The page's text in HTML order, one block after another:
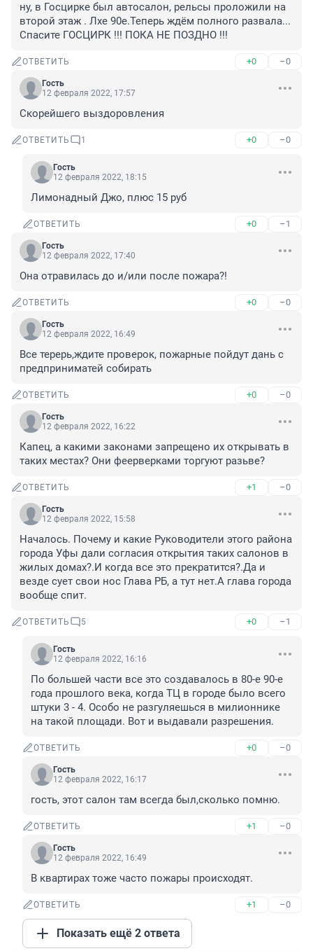
ну, в Госцирке был автосалон, рельсы проложили на
второй этаж . Лхе 90е.Теперь ждём полного развала...
Спасите ГОСЦИРК !!! ПОКА НЕ ПОЗДНО !!!
ОТВЕТИТЬ +0 –0
Гость
12 февраля 2022, 17:57
Скорейшего выздоровления
ОТВЕТИТЬ 1 +0 –0
Гость
12 февраля 2022, 18:15
Лимонадный Джо, плюс 15 руб
ОТВЕТИТЬ +0 –1
Гость
12 февраля 2022, 17:40
Она отравилась до и/или после пожара?!
ОТВЕТИТЬ +0 –0
Гость
12 февраля 2022, 16:49
Все терерь,ждите проверок, пожарные пойдут дань с
предприниматей собирать
ОТВЕТИТЬ +0 –0
Гость
12 февраля 2022, 16:22
Капец, а какими законами запрещено их открывать в
таких местах? Они феерверками торгуют разьве?
ОТВЕТИТЬ +1 –0
Гость
12 февраля 2022, 15:58
Началось. Почему и какие Руководители этого района
города Уфы дали согласия открытия таких салонов в
жилых домах?.И когда все это прекратится?.Да и
везде сует свои нос Глава РБ, а тут нет.А глава города
вообще спит.
ОТВЕТИТЬ 5 +0 –1
Гость
12 февраля 2022, 16:16
По большей части все это создавалось в 80-е 90-е
года прошлого века, когда ТЦ в городе было всего
штуки 3 - 4. Особо не разгуляешься в милионнике
на такой площади. Вот и выдавали разрешения.
ОТВЕТИТЬ +0 –0
Гость
12 февраля 2022, 16:17
гость, этот салон там всегда был,сколько помню.
ОТВЕТИТЬ +1 –0
Гость
12 февраля 2022, 16:49
В квартирах тоже часто пожары происходят.
ОТВЕТИТЬ +1 –0
Показать ещё 2 ответа